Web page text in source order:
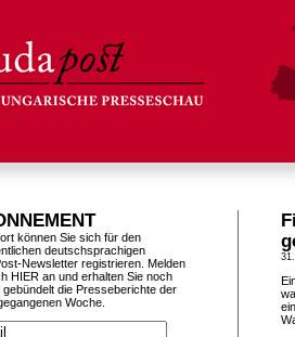
können Sie sich für den
deutschsprachigen
Newsletter registrieren. Melden
HIER an und erhalten Sie noch
gebündelt die Presseberichte der
Woche.